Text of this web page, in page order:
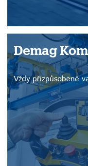
Demag
Vždy přizpůsobené